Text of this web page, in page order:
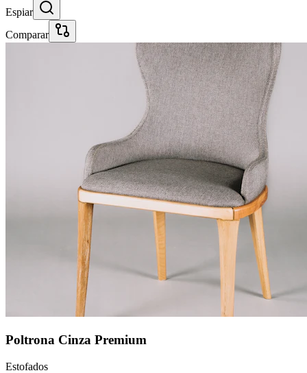
Espiar
Comparar
Poltrona Cinza Premium
Estofados